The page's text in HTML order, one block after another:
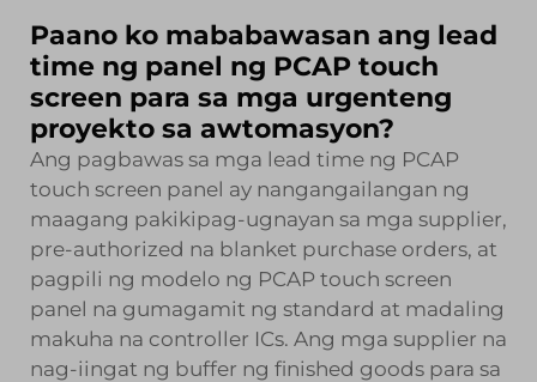
Paano ko mababawasan ang lead
time ng panel ng PCAP touch
screen para sa mga urgenteng
proyekto sa awtomasyon?
Ang pagbawas sa mga lead time ng PCAP
touch screen panel ay nangangailangan ng
maagang pakikipag-ugnayan sa mga supplier,
pre-authorized na blanket purchase orders, at
pagpili ng modelo ng PCAP touch screen
panel na gumagamit ng standard at madaling
makuha na controller ICs. Ang mga supplier na
nag-iingat ng buffer ng finished goods para sa